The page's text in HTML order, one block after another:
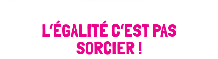
L’ÉGALITÉ C’EST PAS
SORCIER !